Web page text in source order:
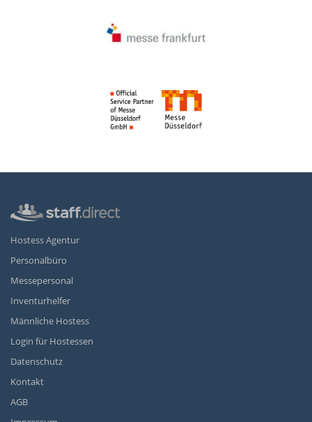
Hostess Agentur
Personalbüro
Messepersonal
Inventurhelfer
Männliche Hostess
Login für Hostessen
Datenschutz
Kontakt
AGB